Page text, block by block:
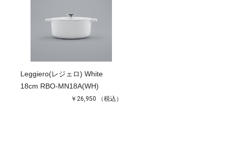
Leggiero(レジェロ) White
18cm RBO-MN18A(WH)
￥26,950 （税込）